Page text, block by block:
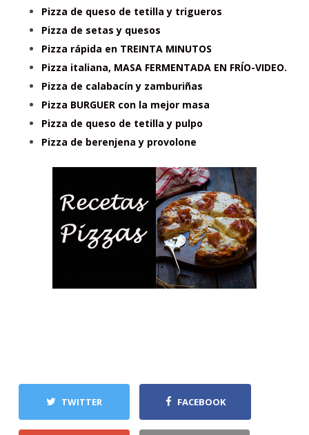
Pizza de queso de tetilla y trigueros
Pizza de setas y quesos
Pizza rápida en TREINTA MINUTOS
Pizza italiana, MASA FERMENTADA EN FRÍO-VIDEO.
Pizza de calabacín y zamburiñas
Pizza BURGUER con la mejor masa
Pizza de queso de tetilla y pulpo
Pizza de berenjena y provolone
TWITTER FACEBOOK